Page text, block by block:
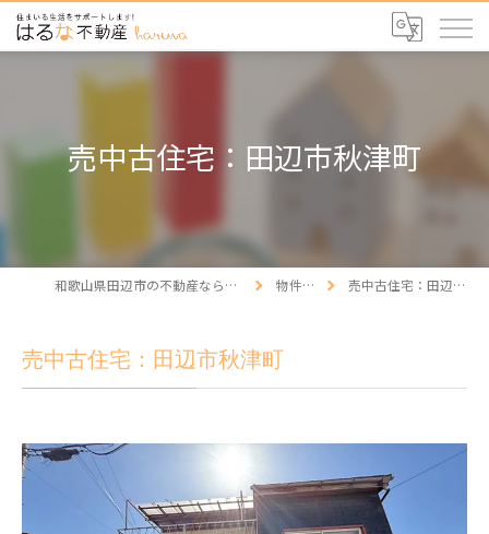
売中古住宅：田辺市秋津町
和歌山県田辺市の不動産ならはるな不動産 物件情報 売中古住宅：田辺市秋津町
売中古住宅：田辺市秋津町